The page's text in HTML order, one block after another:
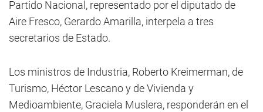
Partido Nacional, representado por el diputado de
Aire Fresco, Gerardo Amarilla, interpela a tres
secretarios de Estado.
Los ministros de Industria, Roberto Kreimerman, de
Turismo, Héctor Lescano y de Vivienda y
Medioambiente, Graciela Muslera, responderán en el